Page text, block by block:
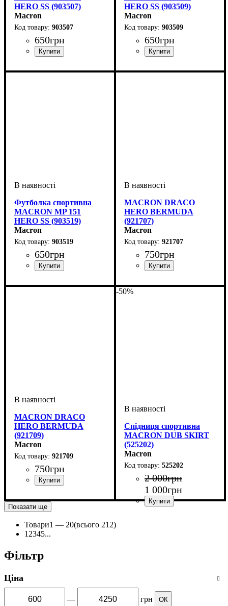
HERO SS (903507)
Macron
903507
650грн
Унісекс
HERO SS (903509)
Macron
903509
650грн
Унісекс
Футболка спортивна
MACRON MP 151
HERO SS (903519)
Macron
903519
650грн
Унісекс
MACRON DRACO
HERO BERMUDA
(921707)
Macron
921707
750грн
MACRON DRACO
HERO BERMUDA
(921709)
Macron
921709
750грн
-50%
Спідниця спортивна
MACRON DUB SKIRT
(525202)
Macron
525202
2 000грн
1 000грн
Показати ще
Товари1 — 20(всього 212)
1 2345...
Фільтр
Ціна
— грн ОК